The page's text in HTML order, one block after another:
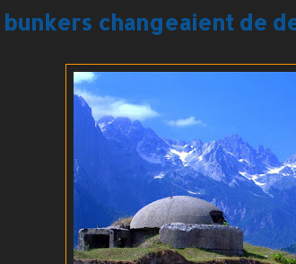
bunkers changeaient de